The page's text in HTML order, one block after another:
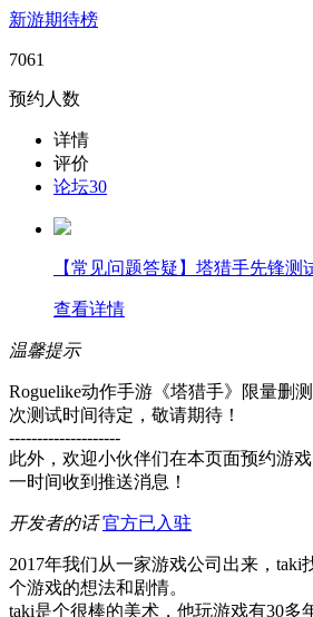
新游期待榜
7061
预约人数
详情
评价
论坛30
【常见问题答疑】塔猎手先锋测
查看详情
温馨提示
Roguelike动作手游《塔猎手》限量删
次测试时间待定，敬请期待！
--------------------
此外，欢迎小伙伴们在本页面预约游
一时间收到推送消息！
开发者的话 官方已入驻
2017年我们从一家游戏公司出来，taki
个游戏的想法和剧情。
taki是个很棒的美术，他玩游戏有30多